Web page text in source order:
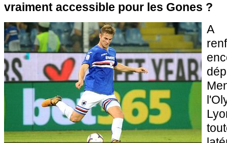
vraiment accessible pour les Gones ?
A